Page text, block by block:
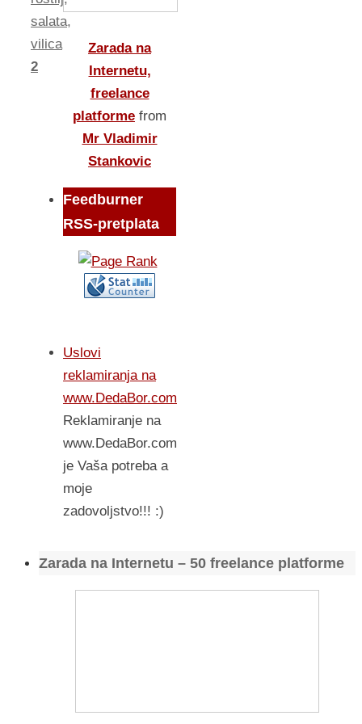
salata,
vilica
2
Zarada na
Internetu,
freelance
platforme from
Mr Vladimir
Stankovic
Feedburner
RSS-pretplata
Uslovi
reklamiranja na
www.DedaBor.com
Reklamiranje na
www.DedaBor.com
je Vaša potreba a
moje
zadovoljstvo!!! :)
Zarada na Internetu – 50 freelance platforme